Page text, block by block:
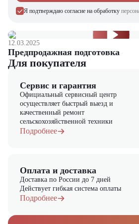
Я подтверждаю согласие на обработку
12.03.2025
Предпродажная подготовка
Для покупателя
Сервис и гарантия
Официальный сервисный центр
осуществляет быстрый выезд и
качественный ремонт
сельскохозяйственной техники
Подробнее
Оплата и доставка
Доставка по России до 7 дней
Действует гибкая система оплаты
Подробнее